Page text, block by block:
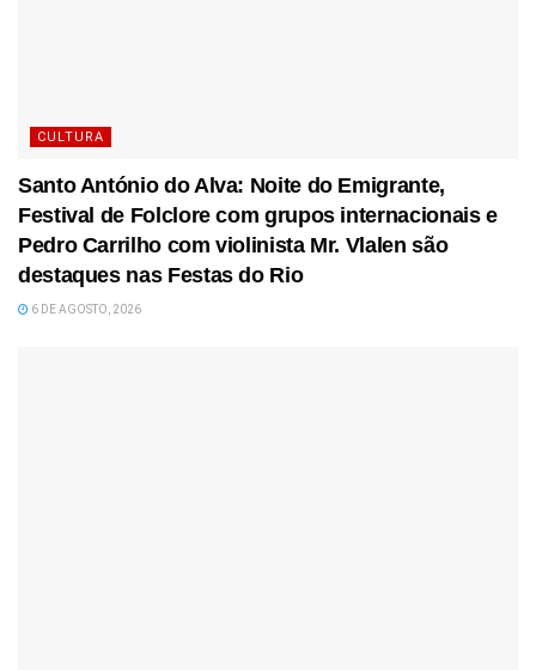
CULTURA
Santo António do Alva: Noite do Emigrante,
Festival de Folclore com grupos internacionais e
Pedro Carrilho com violinista Mr. Vlalen são
destaques nas Festas do Rio
6 DE AGOSTO, 2026